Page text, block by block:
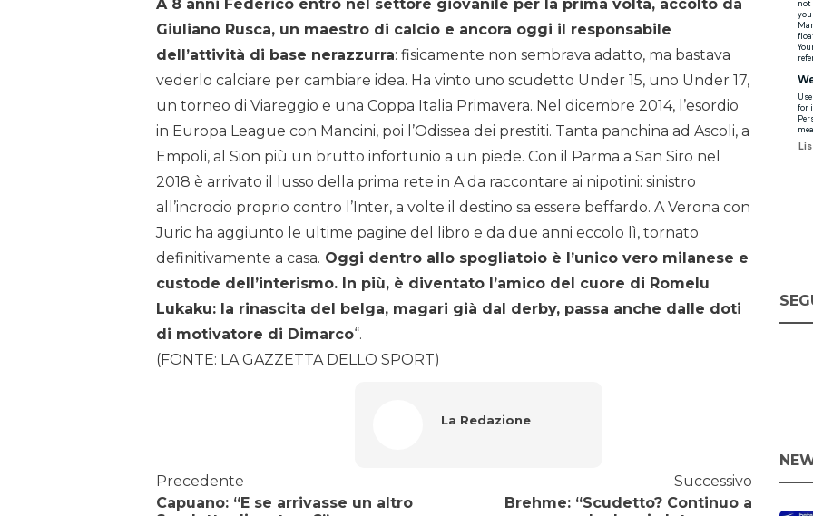
A 8 anni Federico entrò nel settore giovanile per la prima volta, accolto da
Giuliano Rusca, un maestro di calcio e ancora oggi il responsabile
dell’attività di base nerazzurra: fisicamente non sembrava adatto, ma bastava
vederlo calciare per cambiare idea. Ha vinto uno scudetto Under 15, uno Under 17,
un torneo di Viareggio e una Coppa Italia Primavera. Nel dicembre 2014, l’esordio
in Europa League con Mancini, poi l’Odissea dei prestiti. Tanta panchina ad Ascoli, a
Empoli, al Sion più un brutto infortunio a un piede. Con il Parma a San Siro nel
2018 è arrivato il lusso della prima rete in A da raccontare ai nipotini: sinistro
all’incrocio proprio contro l’Inter, a volte il destino sa essere beffardo. A Verona con
Juric ha aggiunto le ultime pagine del libro e da due anni eccolo lì, tornato
definitivamente a casa. Oggi dentro allo spogliatoio è l’unico vero milanese e
custode dell’interismo. In più, è diventato l’amico del cuore di Romelu
Lukaku: la rinascita del belga, magari già dal derby, passa anche dalle doti
di motivatore di Dimarco“.
(FONTE: LA GAZZETTA DELLO SPORT)
La Redazione
Precedente
Capuano: “E se arrivasse un altro
Successivo
Brehme: “Scudetto? Continuo a